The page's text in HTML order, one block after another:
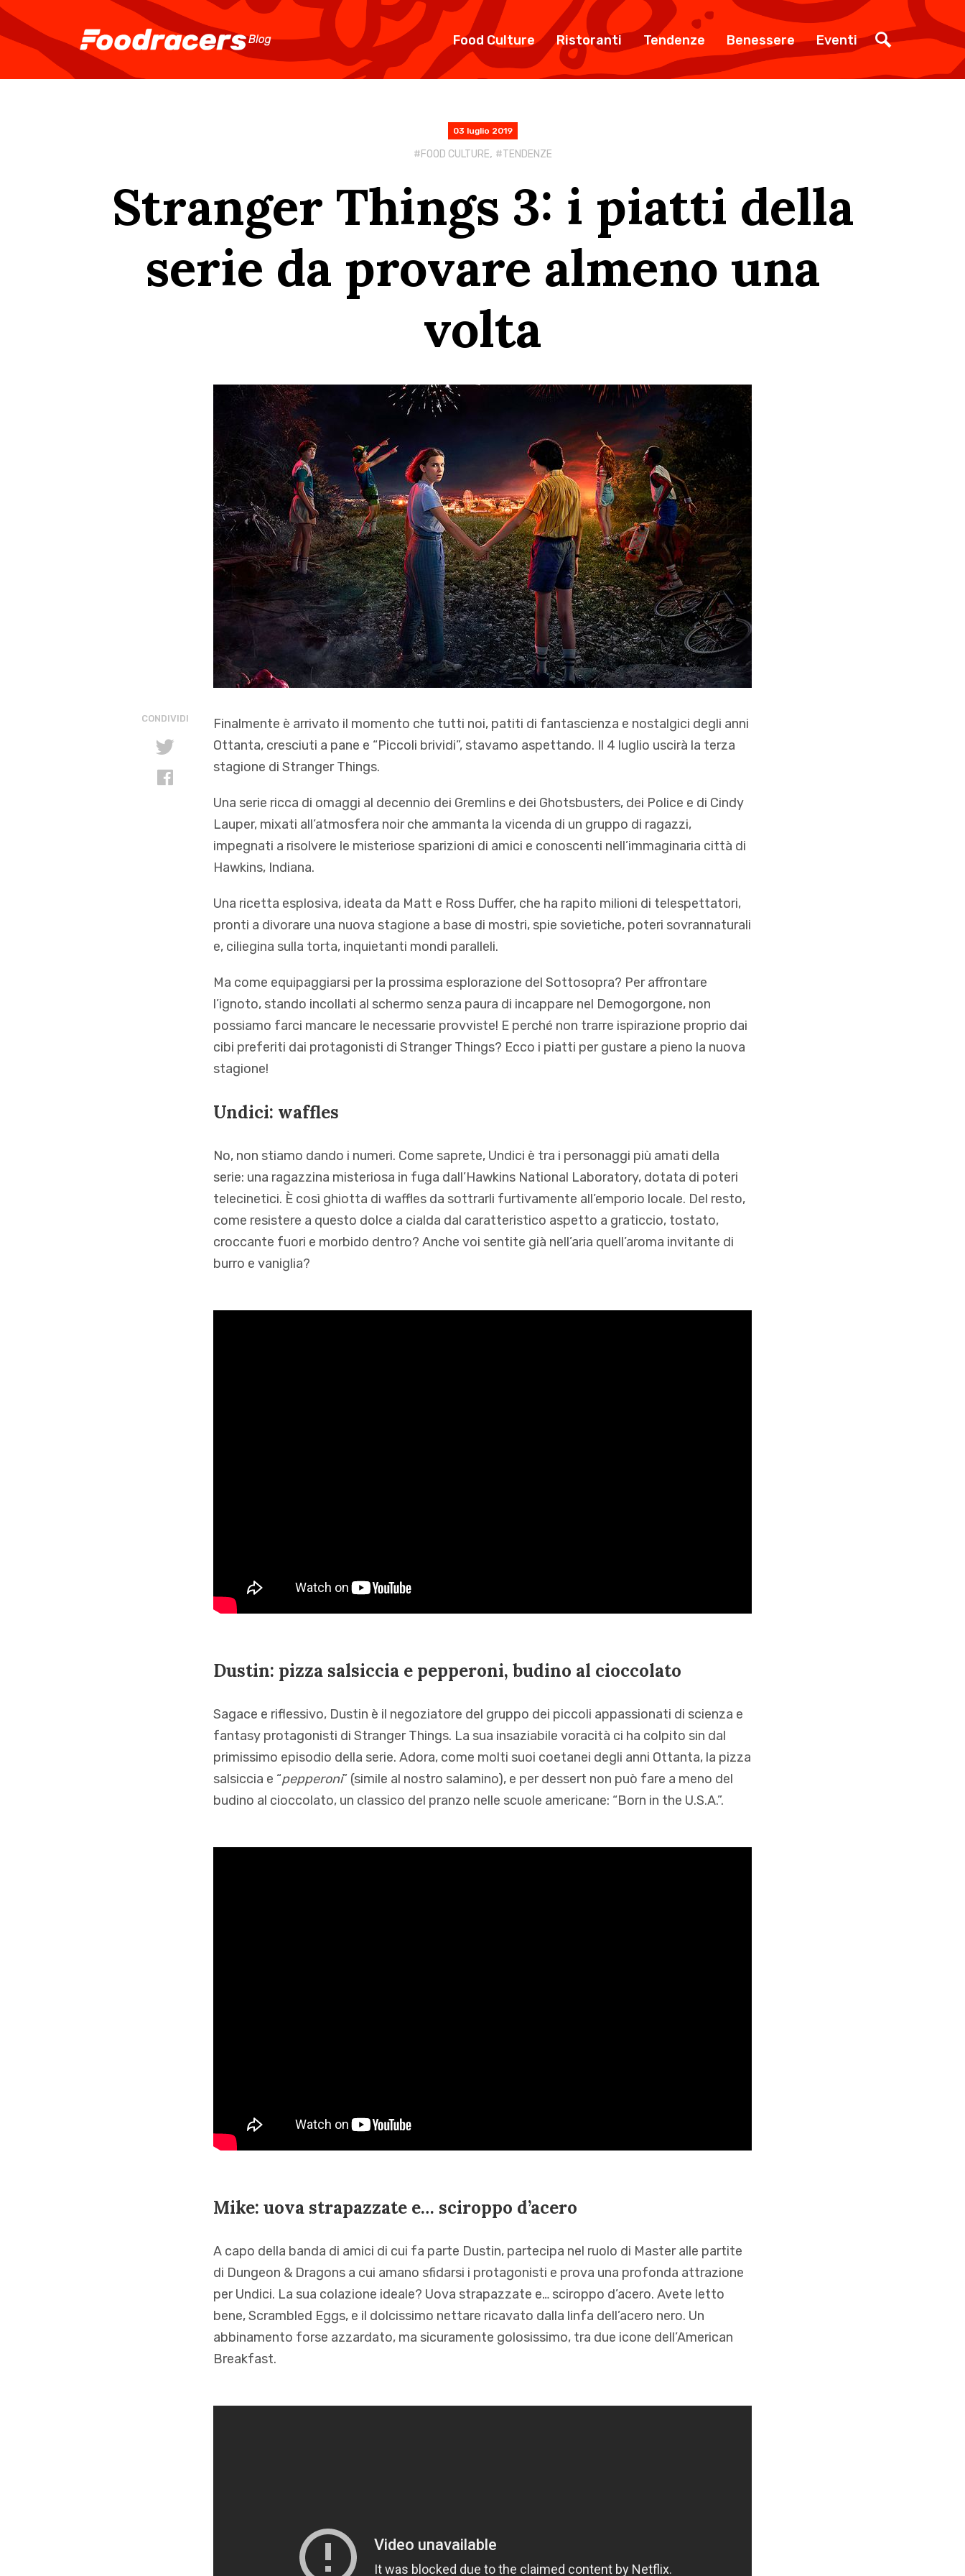
Food Culture Ristoranti Tendenze Benessere Eventi
03 luglio 2019
FOOD CULTURE, TENDENZE
Stranger Things 3: i piatti della
serie da provare almeno una
volta
Finalmente è arrivato il momento che tutti noi, patiti di fantascienza e nostalgici degli anni
Ottanta, cresciuti a pane e “Piccoli brividi”, stavamo aspettando. Il 4 luglio uscirà la terza
stagione di Stranger Things.
Una serie ricca di omaggi al decennio dei Gremlins e dei Ghotsbusters, dei Police e di Cindy
Lauper, mixati all’atmosfera noir che ammanta la vicenda di un gruppo di ragazzi,
impegnati a risolvere le misteriose sparizioni di amici e conoscenti nell’immaginaria città di
Hawkins, Indiana.
Una ricetta esplosiva, ideata da Matt e Ross Duffer, che ha rapito milioni di telespettatori,
pronti a divorare una nuova stagione a base di mostri, spie sovietiche, poteri sovrannaturali
e, ciliegina sulla torta, inquietanti mondi paralleli.
Ma come equipaggiarsi per la prossima esplorazione del Sottosopra? Per affrontare
l’ignoto, stando incollati al schermo senza paura di incappare nel Demogorgone, non
possiamo farci mancare le necessarie provviste! E perché non trarre ispirazione proprio dai
cibi preferiti dai protagonisti di Stranger Things? Ecco i piatti per gustare a pieno la nuova
stagione!
Undici: waffles
No, non stiamo dando i numeri. Come saprete, Undici è tra i personaggi più amati della
serie: una ragazzina misteriosa in fuga dall’Hawkins National Laboratory, dotata di poteri
telecinetici. È così ghiotta di waffles da sottrarli furtivamente all’emporio locale. Del resto,
come resistere a questo dolce a cialda dal caratteristico aspetto a graticcio, tostato,
croccante fuori e morbido dentro? Anche voi sentite già nell’aria quell’aroma invitante di
burro e vaniglia?
Dustin: pizza salsiccia e pepperoni, budino al cioccolato
Sagace e riflessivo, Dustin è il negoziatore del gruppo dei piccoli appassionati di scienza e
fantasy protagonisti di Stranger Things. La sua insaziabile voracità ci ha colpito sin dal
primissimo episodio della serie. Adora, come molti suoi coetanei degli anni Ottanta, la pizza
salsiccia e “pepperoni” (simile al nostro salamino), e per dessert non può fare a meno del
budino al cioccolato, un classico del pranzo nelle scuole americane: “Born in the U.S.A.”.
Mike: uova strapazzate e… sciroppo d’acero
A capo della banda di amici di cui fa parte Dustin, partecipa nel ruolo di Master alle partite
di Dungeon & Dragons a cui amano sfidarsi i protagonisti e prova una profonda attrazione
per Undici. La sua colazione ideale? Uova strapazzate e… sciroppo d’acero. Avete letto
bene, Scrambled Eggs, e il dolcissimo nettare ricavato dalla linfa dell’acero nero. Un
abbinamento forse azzardato, ma sicuramente golosissimo, tra due icone dell’American
Breakfast.
CONDIVIDI